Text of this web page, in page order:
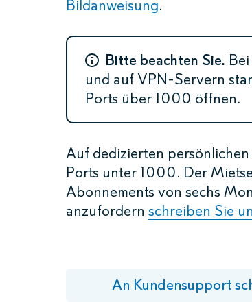
Bildanweisung.
Bitte beachten Sie.
und auf VPN-Servern
Ports über 1000 öffnen.
Auf dedizierten
Ports unter 1000. Der
Abonnements von sechs
anzufordern schreiben Sie
An Kundensupport